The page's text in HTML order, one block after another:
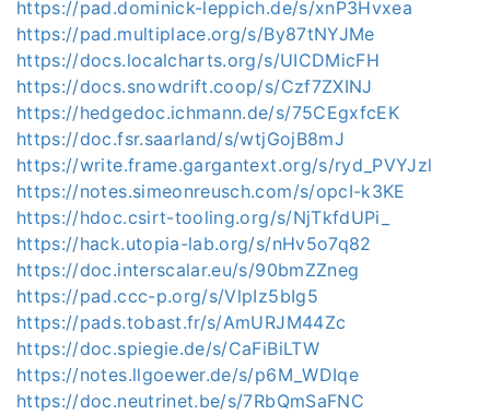
https://pad.dominick-leppich.de/s/xnP3Hvxea
https://pad.multiplace.org/s/By87tNYJMe
https://docs.localcharts.org/s/UICDMicFH
https://docs.snowdrift.coop/s/Czf7ZXINJ
https://hedgedoc.ichmann.de/s/75CEgxfcEK
https://doc.fsr.saarland/s/wtjGojB8mJ
https://write.frame.gargantext.org/s/ryd_PVYJzl
https://notes.simeonreusch.com/s/opcI-k3KE
https://hdoc.csirt-tooling.org/s/NjTkfdUPi_
https://hack.utopia-lab.org/s/nHv5o7q82
https://doc.interscalar.eu/s/90bmZZneg
https://pad.ccc-p.org/s/VlpIz5bIg5
https://pads.tobast.fr/s/AmURJM44Zc
https://doc.spiegie.de/s/CaFiBiLTW
https://notes.llgoewer.de/s/p6M_WDIqe
https://doc.neutrinet.be/s/7RbQmSaFNC